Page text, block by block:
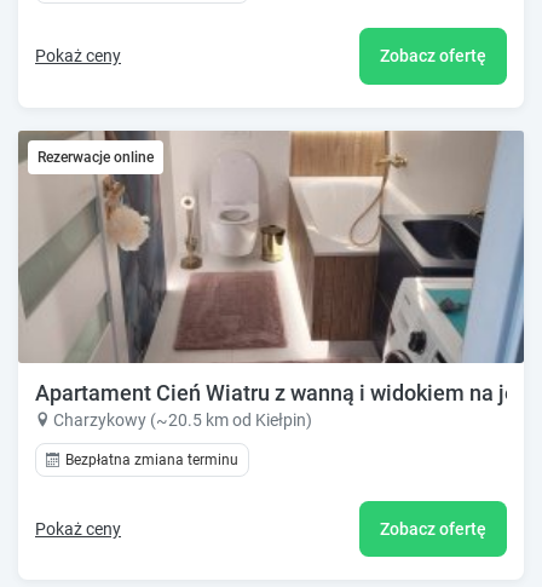
Pokaż ceny Zobacz ofertę
Rezerwacje online
Apartament Cień Wiatru z wanną i widokiem na
Charzykowy (~20.5 km od Kiełpin)
Bezpłatna zmiana terminu
Pokaż ceny Zobacz ofertę